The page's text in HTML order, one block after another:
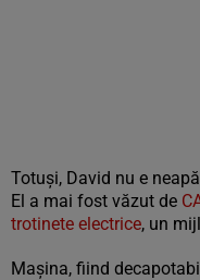
Totuși, David nu e
El a mai fost văzut de
trotinete electrice, un
Mașina, fiind